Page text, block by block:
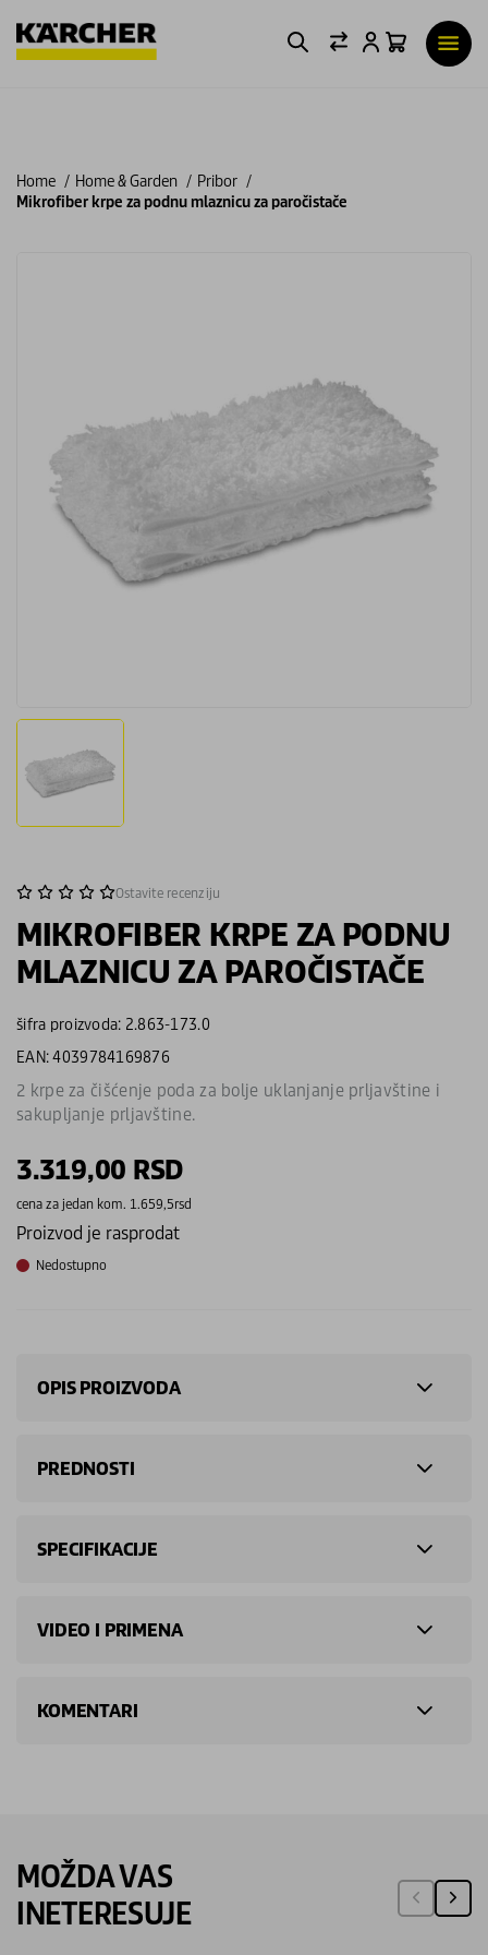
Home Home & Garden
Pribor
Mikrofiber krpe za podnu mlaznicu za paročistače
Ostavite recenziju
MIKROFIBER KRPE ZA PODNU
MLAZNICU ZA PAROČISTAČE
šifra proizvoda: 2.863-173.0
EAN: 4039784169876
2 krpe za čišćenje poda za bolje uklanjanje prljavštine i
sakupljanje prljavštine.
3.319,00 RSD
cena za jedan kom. 1.659,5rsd
Proizvod je rasprodat
Nedostupno
OPIS PROIZVODA
PREDNOSTI
SPECIFIKACIJE
VIDEO I PRIMENA
KOMENTARI
MOŽDA VAS
INETERESUJE